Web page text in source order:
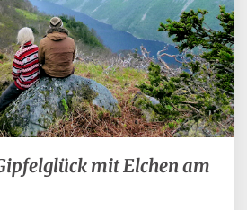
mit Elchen am